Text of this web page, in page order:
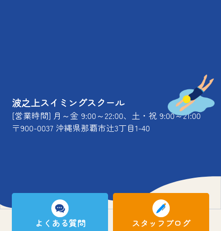
波之上スイミングスクール
[営業時間] 月～金 9:00～22:00、土・祝 9:00～21:00
〒900-0037 沖縄県那覇市辻3丁目1-40
よくある質問 スタッフブログ